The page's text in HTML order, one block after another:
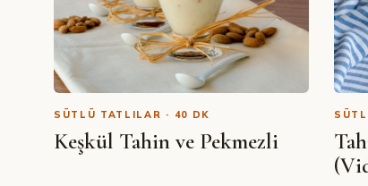
SÜTLÜ TATLILAR · 40 DK
Keşkül Tahin ve Pekmezli